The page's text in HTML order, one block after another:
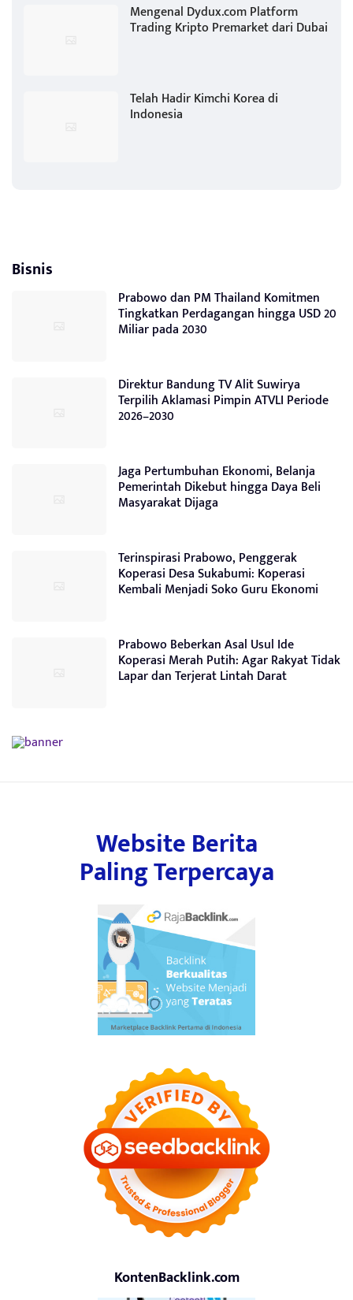
Mengenal Dydux.com Platform
Trading Kripto Premarket dari Dubai
Telah Hadir Kimchi Korea di
Indonesia
Bisnis
Prabowo dan PM Thailand Komitmen
Tingkatkan Perdagangan hingga USD 20
Miliar pada 2030
Direktur Bandung TV Alit Suwirya
Terpilih Aklamasi Pimpin ATVLI Periode
2026–2030
Jaga Pertumbuhan Ekonomi, Belanja
Pemerintah Dikebut hingga Daya Beli
Masyarakat Dijaga
Terinspirasi Prabowo, Penggerak
Koperasi Desa Sukabumi: Koperasi
Kembali Menjadi Soko Guru Ekonomi
Prabowo Beberkan Asal Usul Ide
Koperasi Merah Putih: Agar Rakyat Tidak
Lapar dan Terjerat Lintah Darat
Website Berita
Paling Terpercaya
KontenBacklink.com